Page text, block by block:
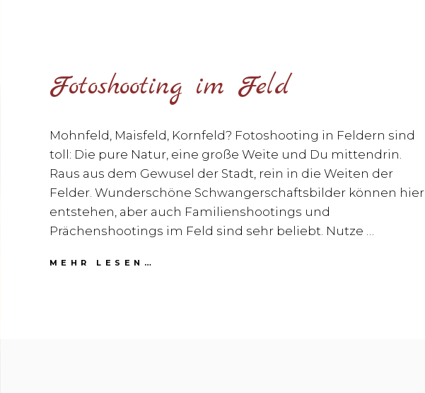
Fotoshooting im Feld
Mohnfeld, Maisfeld, Kornfeld? Fotoshooting in Feldern sind
toll: Die pure Natur, eine große Weite und Du mittendrin.
Raus aus dem Gewusel der Stadt, rein in die Weiten der
Felder. Wunderschöne Schwangerschaftsbilder können hier
entstehen, aber auch Familienshootings und
Prächenshootings im Feld sind sehr beliebt. Nutze …
MEHR LESEN…